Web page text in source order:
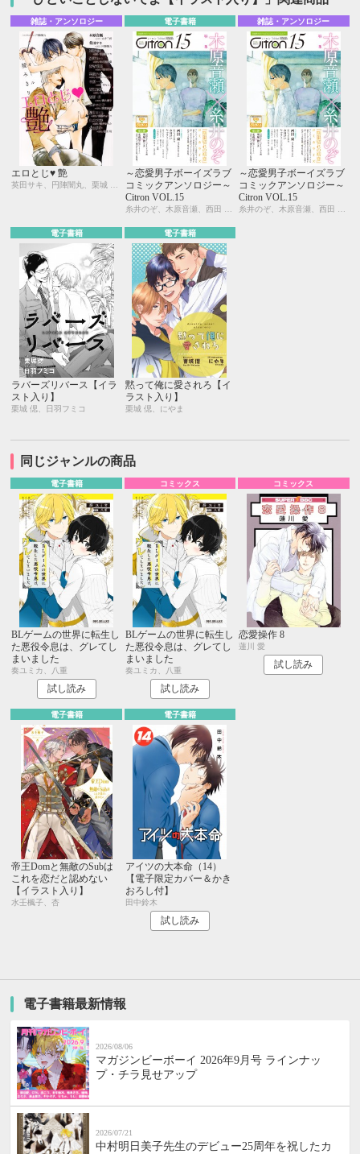
雑誌・アンソロジー
エロとじ♥ 艶
電子書籍
～恋愛男子ボーイズラブ
コミックアンソロジー～
Citron VOL.15
雑誌・アンソロジー
～恋愛男子ボーイズラブ
コミックアンソロジー～
Citron VOL.15
電子書籍
ラバーズリバース【イラ
スト入り】
栗城 偲、日羽フミコ
電子書籍
黙って俺に愛されろ【イ
ラスト入り】
栗城 偲、にやま
同じジャンルの商品
電子書籍
BLゲームの世界に転生し
た悪役令息は、グレてし
まいました
奏ユミカ、八重
試し読み
コミックス
BLゲームの世界に転生し
た悪役令息は、グレてし
まいました
奏ユミカ、八重
試し読み
コミックス
恋愛操作 8
蓮川 愛
試し読み
電子書籍
帝王Domと無敵のSubは
これを恋だと認めない
【イラスト入り】
水壬楓子、杏
電子書籍
アイツの大本命（14）
【電子限定カバー＆かき
おろし付】
田中鈴木
試し読み
電子書籍最新情報
2026/08/06
マガジンビーボーイ 2026年9月号 ラインナッ
プ・チラ見せアップ
2026/07/21
中村明日美子先生のデビュー25周年を祝したカ